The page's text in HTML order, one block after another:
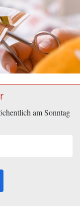
am Sonntag